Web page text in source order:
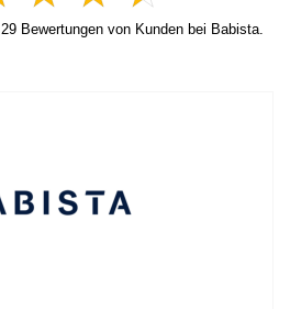
29Bewertungen von Kunden bei Babista.